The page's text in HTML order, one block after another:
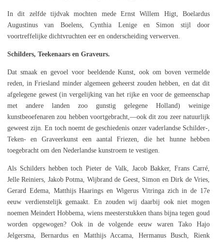
In dit zelfde tijdvak mochten mede Ernst Willem Higt, Boelardus
Augustinus van Boelens, Cynthia Lenige en Simon stijl door
voortreffelijke dichtvruchten eer en onderscheiding verwerven.
Schilders, Teekenaars en Graveurs.
Dat smaak en gevoel voor beeldende Kunst, ook om boven vermelde
reden, in Friesland minder algemeen geheerst zouden hebben, en dat dit
afgelegene gewest (in vergelijking van het rijke en voor de gemeenschap
met andere landen zoo gunstig gelegene Holland) weinige
kunstbeoefenaren zou hebben voortgebracht,—ook dit zou zeer natuurlijk
geweest zijn. En toch noemt de geschiedenis onzer vaderlandse Schilder-,
Teken- en Graveerkunst een aantal Friezen, die het hunne hebben
toegebracht om den Nederlandse kunstroem te vestigen.
Als Schilders hebben toch Pieter de Valk, Jacob Bakker, Frans Carré,
Jelle Reiniers, Jakob Potma, Wijbrand de Geest, Simon en Dirk de Vries,
Gerard Edema, Matthijs Haarings en Wigerus Vitringa zich in de 17e
eeuw verdienstelijk gemaakt. En zouden wij daarbij ook niet mogen
noemen Meindert Hobbema, wiens meesterstukken thans bijna tegen goud
worden opgewogen? Ook in de volgende eeuw waren Tako Hajo
Jelgersma, Bernardus en Matthijs Accama, Hermanus Busch, Rienk